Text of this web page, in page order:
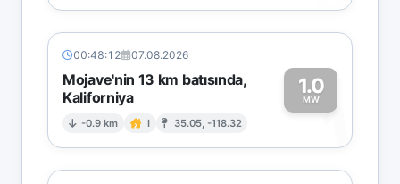
00:48:12 07.08.2026
Mojave'nin 13 km batısında,
Kaliforniya
-0.9 km I 35.05, -118.32
1.0
MW1